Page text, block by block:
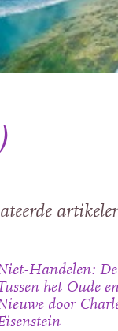
Handelen:
het Oude
door